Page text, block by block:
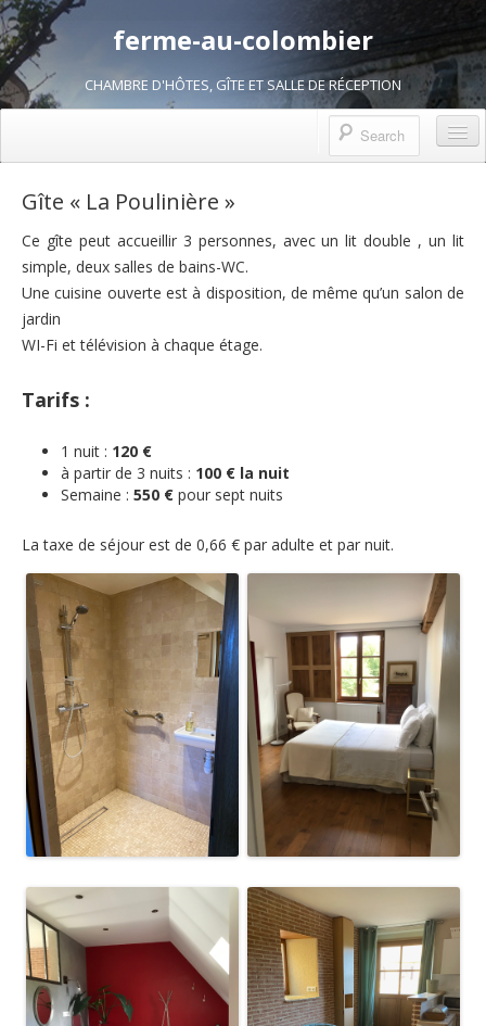
ferme-au-colombier
CHAMBRE D'HÔTES, GÎTE ET SALLE DE RÉCEPTION
Hébergements
Chambres d’hôtes
Gîte « La Poulinière »
Activités et Découvertes
Compagnie théâtrale
Goûters et visites
Témoignages
Contact et accès
Gîte « La Poulinière »
Ce gîte peut accueillir 3 personnes, avec un lit double , un lit
simple, deux salles de bains-WC.
Une cuisine ouverte est à disposition, de même qu’un salon de
jardin
WI-Fi et télévision à chaque étage.
Tarifs :
1 nuit : 120 €
à partir de 3 nuits : 100 € la nuit
Semaine : 550 € pour sept nuits
La taxe de séjour est de 0,66 € par adulte et par nuit.